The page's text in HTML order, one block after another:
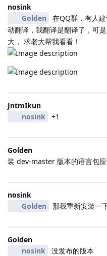
nosink
Golden
在QQ群，有人
动翻译，我翻译是翻译了，可
大， 求老大帮我看看！
JntmIkun
nosink
+1
Golden
装 dev-master 版本的语言包
nosink
Golden
那我重新安装一
Golden
nosink
没发布的版本